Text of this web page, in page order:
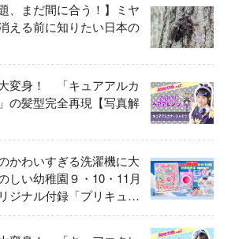
、まだ間に合う！】ミヤ
える前に知りたい日本の
変身！ 「キュアアルカ
の髪型完全再現【写真解
かわいすぎる洗濯機に大
い幼稚園９・10・11月
ジナル付録「プリキュ
んたくき」